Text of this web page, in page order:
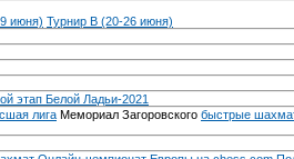
июня) Турнир B (20-26 июня)
этап Белой Ладьи-2021
лига Мемориал Загоровского быстрые